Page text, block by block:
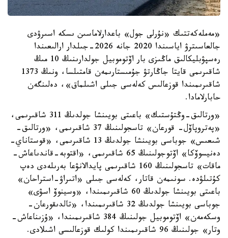
«مەملەكەتتىك «نۇرلى جول» باعدارلاماسىن ىسكە اسىرۋدى
جالعاسىترۋ اياسىندا 2020 جانە 2026-جىلدار ارالىعىندا
رەسپۋبليكالىق ماڭىزى بار اۆتوموبيل جولدارىنىڭ 10 مىڭ
شاقىرىمى قايتا جاڭارتۋ جۇمىستارىمەن قامتىلسا، ونىڭ 1373
شاقىرىمىندا قوزعالىس كەلەسى جىلى اشىلماق»، دەلىنگەن
حابارلامادا.
«ورتالىق-وڭتۇستىك» باعىتى بويىنشا جولدىڭ 311 شاقىرىمى،
«پەتروپاۆل- قورعان» تاسجولىنىڭ 37 شاقىرىمى، «ورتالىق-
شىعىس» جوباسى بويىنشا جولدىڭ 13 شاقىرىمى، «قوستاناي-
دەنيسوۆكا» اۆتوجولىنىڭ 65 شاقىرىمى، «اقتوبە-قاندىاعاش-
ماقات» تاسجولىنىڭ 160 شاقىرىمى پايدالانۋعا بەرىلەدى دەپ
كۇتىلۋدە. سونىمەن قاتار، كەلەسى جىلى «اتىراۋ-استراحان»
باعىتى بويىنشا جولدىڭ 60 شاقىرىمىندا، «وسينوۆ اسۋى»
جوباسى بويىنشا جولدىڭ 32 شاقىرىمىندا، «تالدىقورعان-
وسكەمەن» اۆتوموبيل جولىنىڭ 384 شاقىرىمىندا، «ۇزىناعاش-
وتار» جولىنىڭ 96 شاقىرىمىندا كولىك قوزعالىسى اشىلادى.